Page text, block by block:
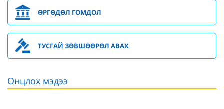
ӨРГӨДӨЛ ГОМДОЛ
ТУСГАЙ ЗӨВШӨӨРӨЛ АВАХ
Онцлох мэдээ